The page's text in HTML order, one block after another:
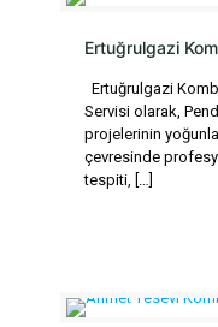
Ertuğrulgazi
Ertuğrulgazi
Servisi olarak,
projelerinin
çevresinde
tespiti, […]